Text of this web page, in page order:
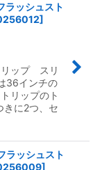
ッシュスト
]
リップ スリ
36インチの
リップのト
きに2つ、セ
ッシュスト
]